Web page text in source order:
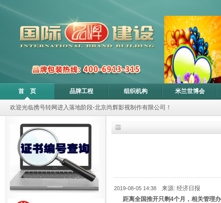
首 页 品牌工程 组织机构 米兰世博会
欢迎光临携号转网进入落地阶段-北京尚辉影视制作有限公司！
2019-08-05 14:38
来源: 经济日报
距离全国推开只剩4个月，相关管理